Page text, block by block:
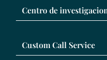
Centro de
Custom Call Service